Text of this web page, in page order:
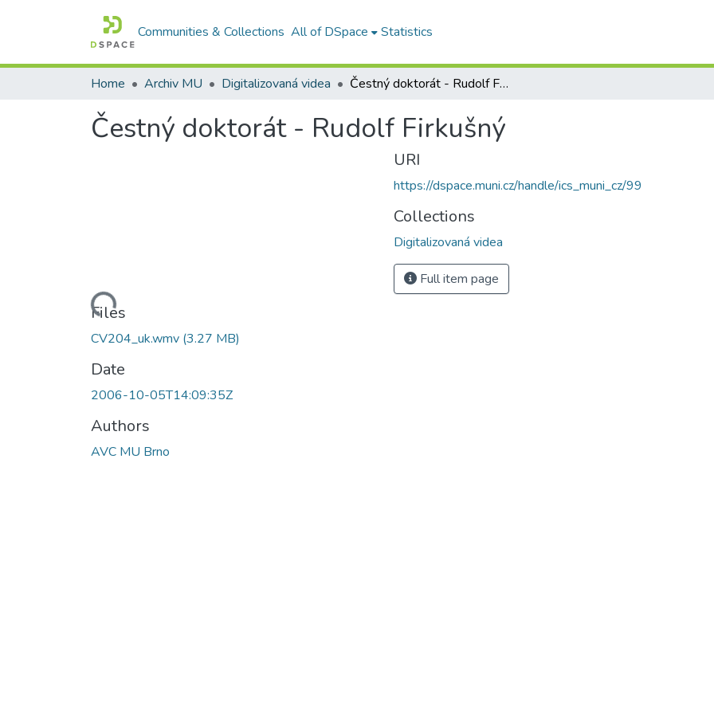
Communities & Collections All of DSpace Statistics
Home Archiv MU Digitalizovaná videa Čestný doktorát - Rudolf Firkušný
Čestný doktorát - Rudolf Firkušný
Loading...
Files
CV204_uk.wmv (3.27 MB)
Date
2006-10-05T14:09:35Z
Authors
AVC MU Brno
URI
https://dspace.muni.cz/handle/ics_muni_cz/99
Collections
Digitalizovaná videa
Full item page